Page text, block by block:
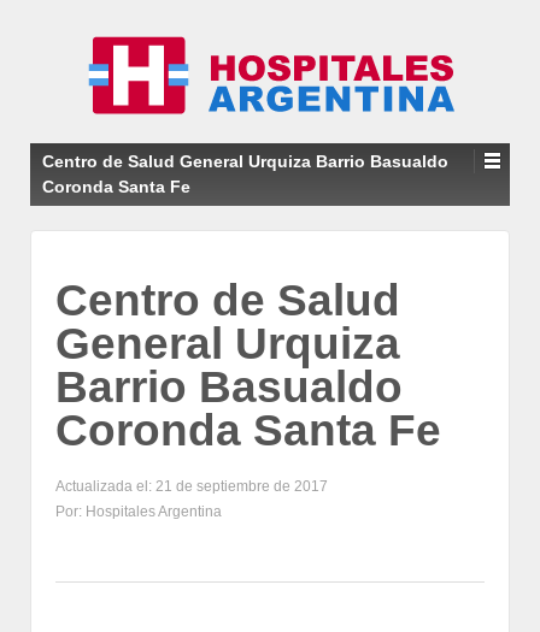
Centro de Salud General Urquiza Barrio Basualdo
Coronda Santa Fe
Centro de Salud
General Urquiza
Barrio Basualdo
Coronda Santa Fe
Actualizada el: 21 de septiembre de 2017
Por: Hospitales Argentina